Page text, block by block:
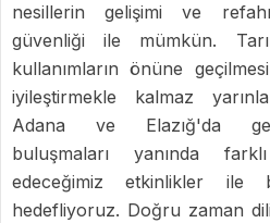
nesillerin gelişimi ve
güvenliği ile mümkün.
kullanımların önüne
iyileştirmekle kalmaz
Adana ve Elazığ'da
buluşmaları yanında
edeceğimiz etkinlikler ile
hedefliyoruz. Doğru zaman